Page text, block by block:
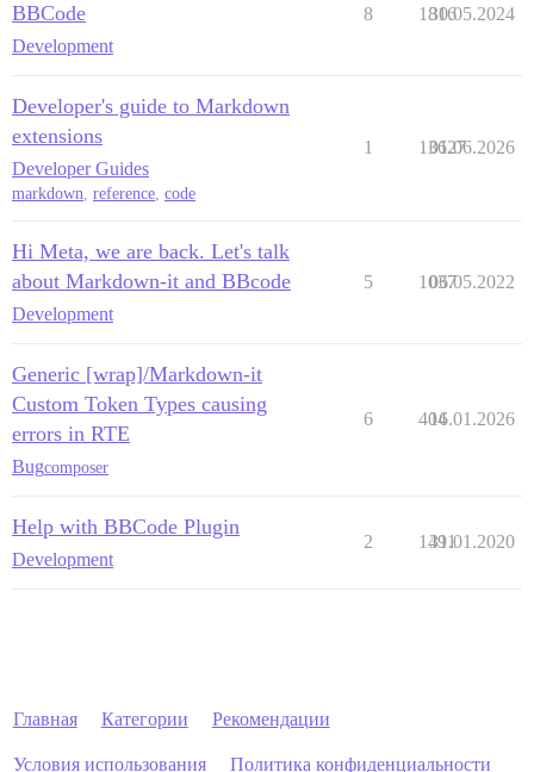
BBCode
Development
8 1816
30.05.2024
Developer's guide to Markdown
extensions
Developer Guides
markdown, reference, code
1 13627
01.06.2026
Hi Meta, we are back. Let's talk
about Markdown-it and BBcode
Development
5 1037
06.05.2022
Generic [wrap]/Markdown-it
Custom Token Types causing
errors in RTE
Bugcomposer
6 404
16.01.2026
Help with BBCode Plugin
Development
2 1491
31.01.2020
Главная Категории Рекомендации
Условия использования Политика конфиденциальности